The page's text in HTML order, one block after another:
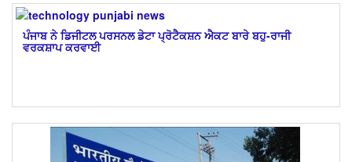
ਪੰਜਾਬ ਨੇ ਡਿਜੀਟਲ ਪਰਸਨਲ ਡੇਟਾ ਪ੍ਰੋਟੈਕਸ਼ਨ ਐਕਟ ਬਾਰੇ ਬਹੁ-ਰਾਜੀ
ਵਰਕਸ਼ਾਪ ਕਰਵਾਈ